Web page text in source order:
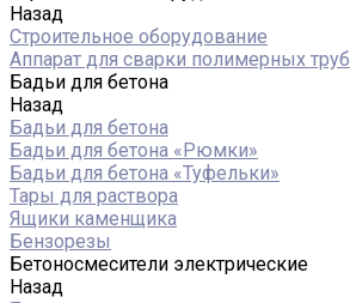
Назад
Строительное оборудование
Аппарат для сварки полимерных труб
Бадьи для бетона
Назад
Бадьи для бетона
Бадьи для бетона «Рюмки»
Бадьи для бетона «Туфельки»
Тары для раствора
Ящики каменщика
Бензорезы
Бетоносмесители электрические
Назад